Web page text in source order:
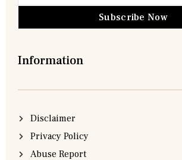
Subscribe Now
Information
Disclaimer
Privacy Policy
Abuse Report